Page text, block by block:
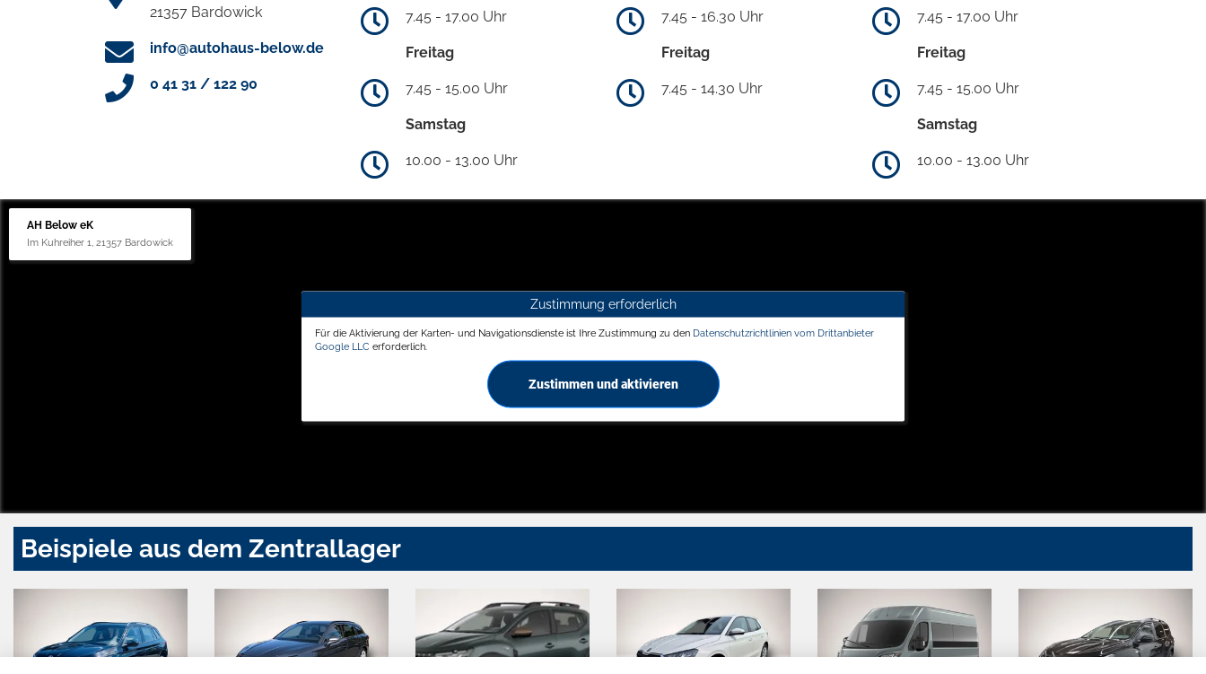
21357 Bardowick
info@autohaus-below.de
0 41 31 / 122 90
7.45 - 17.00 Uhr
Freitag
7.45 - 15.00 Uhr
Samstag
10.00 - 13.00 Uhr
7.45 - 16.30 Uhr
Freitag
7.45 - 14.30 Uhr
7.45 - 17.00 Uhr
Freitag
7.45 - 15.00 Uhr
Samstag
10.00 - 13.00 Uhr
AH Below eK
Im Kuhreiher 1, 21357 Bardowick
Zustimmung erforderlich
Für die Aktivierung der Karten- und Navigationsdienste ist Ihre Zustimmung zu den Datenschutzrichtlinien vom Drittanbieter
Google LLC erforderlich.
Zustimmen und aktivieren
Beispiele aus dem Zentrallager